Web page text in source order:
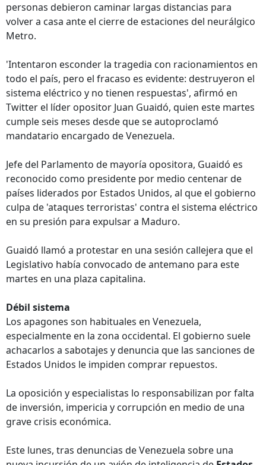
personas debieron caminar largas distancias para
volver a casa ante el cierre de estaciones del neurálgico
Metro.
'Intentaron esconder la tragedia con racionamientos en
todo el país, pero el fracaso es evidente: destruyeron el
sistema eléctrico y no tienen respuestas', afirmó en
Twitter el líder opositor Juan Guaidó, quien este martes
cumple seis meses desde que se autoproclamó
mandatario encargado de Venezuela.
Jefe del Parlamento de mayoría opositora, Guaidó es
reconocido como presidente por medio centenar de
países liderados por Estados Unidos, al que el gobierno
culpa de 'ataques terroristas' contra el sistema eléctrico
en su presión para expulsar a Maduro.
Guaidó llamó a protestar en una sesión callejera que el
Legislativo había convocado de antemano para este
martes en una plaza capitalina.
Débil sistema
Los apagones son habituales en Venezuela,
especialmente en la zona occidental. El gobierno suele
achacarlos a sabotajes y denuncia que las sanciones de
Estados Unidos le impiden comprar repuestos.
La oposición y especialistas lo responsabilizan por falta
de inversión, impericia y corrupción en medio de una
grave crisis económica.
Este lunes, tras denuncias de Venezuela sobre una